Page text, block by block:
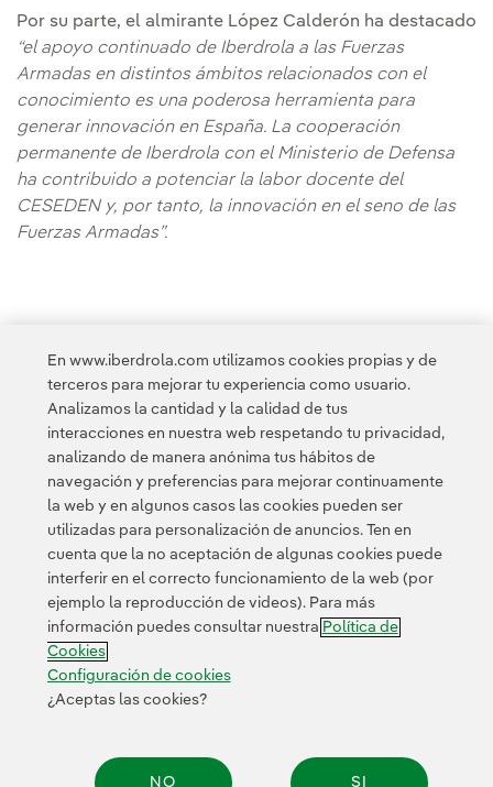
Por su parte, el almirante López Calderón ha destacado
“el apoyo continuado de Iberdrola a las Fuerzas
Armadas en distintos ámbitos relacionados con el
conocimiento es una poderosa herramienta para
generar innovación en España. La cooperación
permanente de Iberdrola con el Ministerio de Defensa
ha contribuido a potenciar la labor docente del
CESEDEN y, por tanto, la innovación en el seno de las
Fuerzas Armadas”.
Acceso a información legal
Contacta Clientes Política de Privacidad Información legal
Transparencia en el uso de la IA Política de cookies
Configuración de cookies Accesibilidad Canal de denuncias
© 2026 Iberdrola, S.A. Reservados todos los derechos.
En www.iberdrola.com utilizamos cookies propias y de
terceros para mejorar tu experiencia como usuario.
Analizamos la cantidad y la calidad de tus
interacciones en nuestra web respetando tu privacidad,
analizando de manera anónima tus hábitos de
navegación y preferencias para mejorar continuamente
la web y en algunos casos las cookies pueden ser
utilizadas para personalización de anuncios. Ten en
cuenta que la no aceptación de algunas cookies puede
interferir en el correcto funcionamiento de la web (por
ejemplo la reproducción de videos). Para más
información puedes consultar nuestra Política de
Cookies
Configuración de cookies
¿Aceptas las cookies?
NO SI